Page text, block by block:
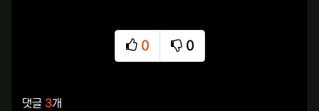
0
추천
0
비추천
댓글 3개